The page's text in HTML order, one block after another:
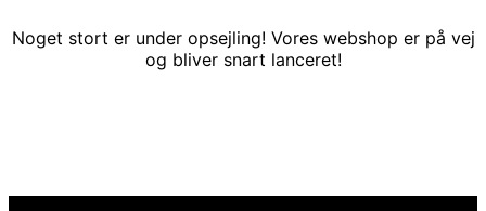
Noget stort er under opsejling! Vores webshop er på vej
og bliver snart lanceret!